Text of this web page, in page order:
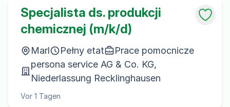
Specjalista ds. produkcji
chemicznej (m/k/d)
Marl Pełny etat
Prace pomocnicze
persona service AG & Co. KG,
Niederlassung Recklinghausen
Vor 1 Tagen